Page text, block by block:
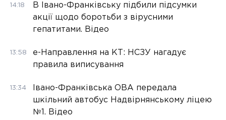
14:18
В Івано-Франківську підбили підсумки
акції щодо боротьби з вірусними
гепатитами. Відео
13:58
е-Направлення на КТ: НСЗУ нагадує
правила виписування
13:34
Івано-Франківська ОВА передала
шкільний автобус Надвірнянському ліцею
№1. Відео